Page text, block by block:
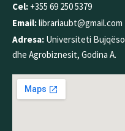
Cel: +355 69 250 5379
Email:librariaubt@gmail.com
Adresa: Universiteti
dhe Agrobiznesit, Godina A.